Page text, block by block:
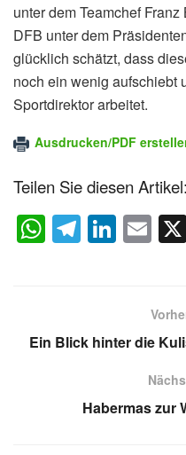
unter dem Teamchef
DFB unter dem
glücklich schätzt, dass
noch ein wenig aufschiebt
Sportdirektor arbeitet.
Ausdrucken/PDF
Teilen Sie diesen Artikel:
W
h
A
T
el
a
Li
n
dI
E
m
Ein Blick hinter die
Habermas zur